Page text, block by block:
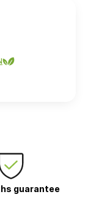
guarantee